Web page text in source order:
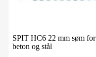
SPIT HC6 22 mm søm for
beton og stål